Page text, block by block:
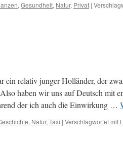
, Gesundheit, Natur, Privat |
ein relativ junger Holländer, der
haben wir uns auf Deutsch mit
der ich auch die Einwirkung …
, Natur, Taxi | Verschlagwortet mit